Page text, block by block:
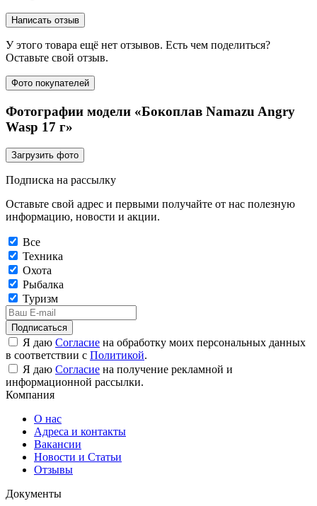
Написать отзыв
У этого товара ещё нет отзывов. Есть чем поделиться?
Оставьте свой отзыв.
Фото покупателей
Фотографии модели «Бокоплав Namazu Angry
Wasp 17 г»
Загрузить фото
Подписка на рассылку
Оставьте свой адрес и первыми получайте от нас полезную
информацию, новости и акции.
Все
Техника
Охота
Рыбалка
Туризм
Подписаться
Я даю Согласие на обработку моих персональных данных
в соответствии с Политикой.
Я даю Согласие на получение рекламной и
информационной рассылки.
Компания
О нас
Адреса и контакты
Вакансии
Новости и Статьи
Отзывы
Документы